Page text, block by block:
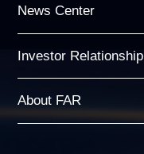
News Center
Investor Relationship
About FAR